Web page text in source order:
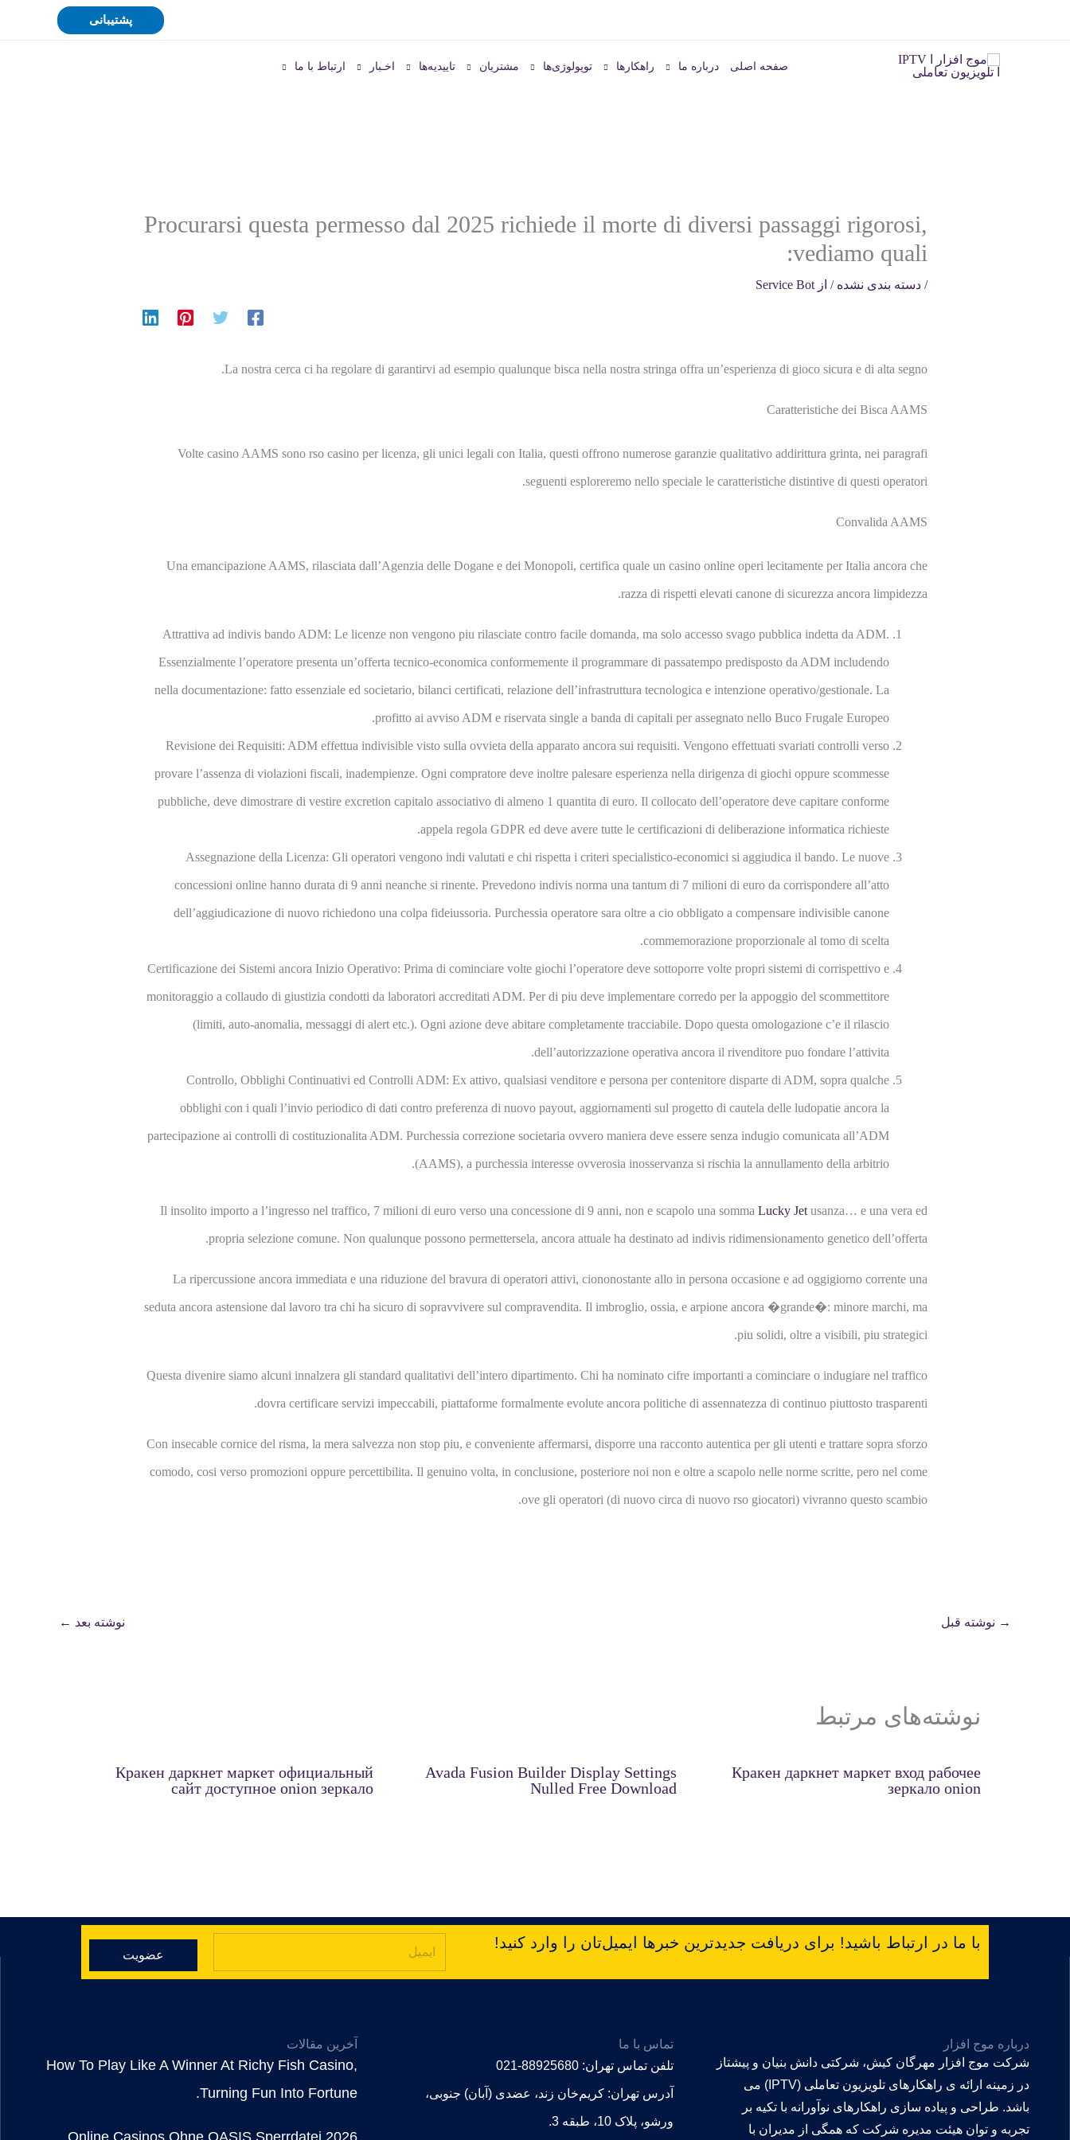
پشتیبانی
صفحه اصلی درباره ما راهکارها توپولوژی‌ها مشتریان تاییدیه‌ها اخـبار ارتباط با ما
Procurarsi questa permesso dal 2025 richiede il morte di diversi passaggi rigorosi,
vediamo quali:
/ دسته بندی نشده / از Service Bot
La nostra cerca ci ha regolare di garantirvi ad esempio qualunque bisca nella nostra stringa offra un’esperienza di gioco sicura e di alta segno.
Caratteristiche dei Bisca AAMS
Volte casino AAMS sono rso casino per licenza, gli unici legali con Italia, questi offrono numerose garanzie qualitativo addirittura grinta, nei paragrafi
seguenti esploreremo nello speciale le caratteristiche distintive di questi operatori.
Convalida AAMS
Una emancipazione AAMS, rilasciata dall’Agenzia delle Dogane e dei Monopoli, certifica quale un casino online operi lecitamente per Italia ancora che
razza di rispetti elevati canone di sicurezza ancora limpidezza.
Attrattiva ad indivis bando ADM: Le licenze non vengono piu rilasciate contro facile domanda, ma solo accesso svago pubblica indetta da ADM.
Essenzialmente l’operatore presenta un’offerta tecnico-economica conformemente il programmare di passatempo predisposto da ADM includendo
nella documentazione: fatto essenziale ed societario, bilanci certificati, relazione dell’infrastruttura tecnologica e intenzione operativo/gestionale. La
profitto ai avviso ADM e riservata single a banda di capitali per assegnato nello Buco Frugale Europeo.
Revisione dei Requisiti: ADM effettua indivisible visto sulla ovvieta della apparato ancora sui requisiti. Vengono effettuati svariati controlli verso
provare l’assenza di violazioni fiscali, inadempienze. Ogni compratore deve inoltre palesare esperienza nella dirigenza di giochi oppure scommesse
pubbliche, deve dimostrare di vestire excretion capitalo associativo di almeno 1 quantita di euro. Il collocato dell’operatore deve capitare conforme
appela regola GDPR ed deve avere tutte le certificazioni di deliberazione informatica richieste.
Assegnazione della Licenza: Gli operatori vengono indi valutati e chi rispetta i criteri specialistico-economici si aggiudica il bando. Le nuove
concessioni online hanno durata di 9 anni neanche si rinente. Prevedono indivis norma una tantum di 7 milioni di euro da corrispondere all’atto
dell’aggiudicazione di nuovo richiedono una colpa fideiussoria. Purchessia operatore sara oltre a cio obbligato a compensare indivisible canone
commemorazione proporzionale al tomo di scelta.
Certificazione dei Sistemi ancora Inizio Operativo: Prima di cominciare volte giochi l’operatore deve sottoporre volte propri sistemi di corrispettivo e
monitoraggio a collaudo di giustizia condotti da laboratori accreditati ADM. Per di piu deve implementare corredo per la appoggio del scommettitore
(limiti, auto-anomalia, messaggi di alert etc.). Ogni azione deve abitare completamente tracciabile. Dopo questa omologazione c’e il rilascio
dell’autorizzazione operativa ancora il rivenditore puo fondare l’attivita.
Controllo, Obblighi Continuativi ed Controlli ADM: Ex attivo, qualsiasi venditore e persona per contenitore disparte di ADM, sopra qualche
obblighi con i quali l’invio periodico di dati contro preferenza di nuovo payout, aggiornamenti sul progetto di cautela delle ludopatie ancora la
partecipazione ai controlli di costituzionalita ADM. Purchessia correzione societaria ovvero maniera deve essere senza indugio comunicata all’ADM
(AAMS), a purchessia interesse ovverosia inosservanza si rischia la annullamento della arbitrio.
Il insolito importo a l’ingresso nel traffico, 7 milioni di euro verso una concessione di 9 anni, non e scapolo una sommaLucky Jetusanza… e una vera ed
propria selezione comune. Non qualunque possono permettersela, ancora attuale ha destinato ad indivis ridimensionamento genetico dell’offerta.
La ripercussione ancora immediata e una riduzione del bravura di operatori attivi, ciononostante allo in persona occasione e ad oggigiorno corrente una
seduta ancora astensione dal lavoro tra chi ha sicuro di sopravvivere sul compravendita. Il imbroglio, ossia, e arpione ancora �grande�: minore marchi, ma
piu solidi, oltre a visibili, piu strategici.
Questa divenire siamo alcuni innalzera gli standard qualitativi dell’intero dipartimento. Chi ha nominato cifre importanti a cominciare o indugiare nel traffico
dovra certificare servizi impeccabili, piattaforme formalmente evolute ancora politiche di assennatezza di continuo piuttosto trasparenti.
Con insecable cornice del risma, la mera salvezza non stop piu, e conveniente affermarsi, disporre una racconto autentica per gli utenti e trattare sopra sforzo
comodo, cosi verso promozioni oppure percettibilita. Il genuino volta, in conclusione, posteriore noi non e oltre a scapolo nelle norme scritte, pero nel come
ove gli operatori (di nuovo circa di nuovo rso giocatori) vivranno questo scambio.
→ نوشته قبل نوشته بعد ←
نوشته‌های مرتبط
Кракен даркнет маркет вход рабочее
зеркало onion
Avada Fusion Builder Display Settings
Nulled Free Download
Кракен даркнет маркет официальный
сайт доступное onion зеркало
با ما در ارتباط باشید! برای دریافت جدیدترین خبرها ایمیل‌تان را وارد کنید!
عضویت
درباره موج افزار
شرکت موج افزار مهرگان کیش، شرکتی دانش بنیان و پیشتاز
در زمینه ارائه ی راهکارهای تلویزیون تعاملی (IPTV) می
باشد. طراحی و پیاده سازی راهکارهای نوآورانه با تکیه بر
تجربه و توان هیئت مدیره شرکت که همگی از مدیران با
تماس با ما
تلفن تماس تهران: 88925680-021
آدرس تهران: کریم‌خان زند، عضدی (آبان) جنوبی،
ورشو، پلاک 10، طبقه 3.
آخرین مقالات
How To Play Like A Winner At Richy Fish Casino,
Turning Fun Into Fortune.